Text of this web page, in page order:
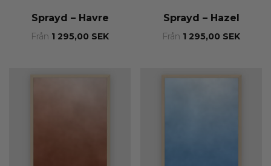
Sprayd – Havre
Från 1 295,00 SEK
Sprayd – Hazel
Från 1 295,00 SEK